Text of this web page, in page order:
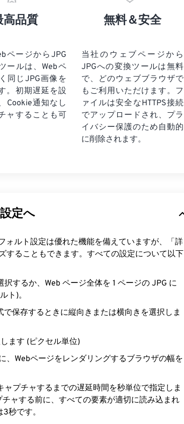
高品質
ページからJPG
ールは、Webペ
同じJPG画像を
。初期遅延を設
Cookie通知なし
ャすることも可
無料＆安全
当社のウェブページから
JPGへの変換ツールは無料
で、どのウェブブラウザで
もご利用いただけます。フ
ァイルは安全なHTTPS接続
でアップロードされ、プラ
イバシー保護のため自動的
に削除されます。
定へ
ォルト設定は優れた機能を備えていますが、「詳
することもできます。すべての設定について以下
択するか、Web ページ全体を 1 ページの JPG に
ト)。
で保存するときに縦向きまたは横向きを選択しま
ます (ピクセル単位)
、Webページをレンダリングするブラウザの幅を
ャプチャするまでの遅延時間を秒単位で指定しま
ャする前に、すべての要素が適切に読み込まれ
秒です。